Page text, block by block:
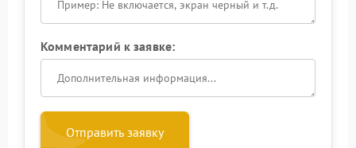
Комментарий к заявке:
Отправить заявку